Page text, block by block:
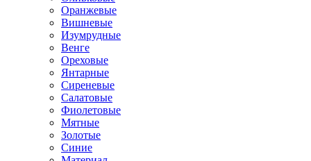
Оранжевые
Вишневые
Изумрудные
Венге
Ореховые
Янтарные
Сиреневые
Салатовые
Фиолетовые
Мятные
Золотые
Синие